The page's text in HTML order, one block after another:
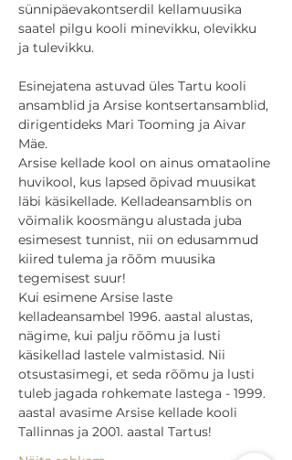
sünnipäevakontserdil kellamuusika
saatel pilgu kooli minevikku, olevikku
ja tulevikku.
Esinejatena astuvad üles Tartu kooli
ansamblid ja Arsise kontsertansamblid,
dirigentideks Mari Tooming ja Aivar
Mäe.
Arsise kellade kool on ainus omataoline
huvikool, kus lapsed õpivad muusikat
läbi käsikellade. Kelladeansamblis on
võimalik koosmängu alustada juba
esimesest tunnist, nii on edusammud
kiired tulema ja rõõm muusika
tegemisest suur!
Kui esimene Arsise laste
kelladeansambel 1996. aastal alustas,
nägime, kui palju rõõmu ja lusti
käsikellad lastele valmistasid. Nii
otsustasimegi, et seda rõõmu ja lusti
tuleb jagada rohkemate lastega - 1999.
aastal avasime Arsise kellade kooli
Tallinnas ja 2001. aastal Tartus!